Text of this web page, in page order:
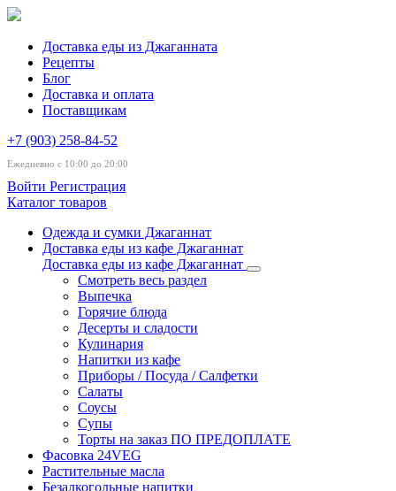
Доставка еды из Джаганната
Рецепты
Блог
Доставка и оплата
Поставщикам
+7 (903) 258-84-52
Ежедневно с 10:00 до 20:00
Войти Регистрация
Каталог товаров
Одежда и сумки Джаганнат
Доставка еды из кафе Джаганнат
Доставка еды из кафе Джаганнат
Смотреть весь раздел
Выпечка
Горячие блюда
Десерты и сладости
Кулинария
Напитки из кафе
Приборы / Посуда / Салфетки
Салаты
Соусы
Супы
Торты на заказ ПО ПРЕДОПЛАТЕ
Фасовка 24VEG
Растительные масла
Безалкогольные напитки